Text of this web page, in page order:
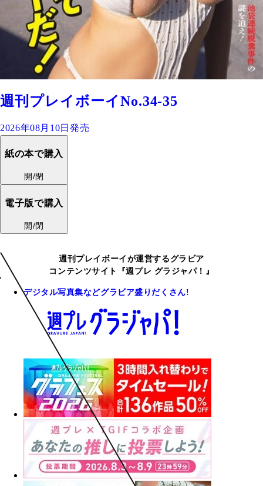
週刊プレイボーイNo.34-35
2026年08月10日発売
紙の本で購入
開/閉
電子版で購入
開/閉
週刊プレイボーイが運営するグラビア
コンテンツサイト『週プレ グラジャパ！』
デジタル写真集などグラビア盛りだくさん!